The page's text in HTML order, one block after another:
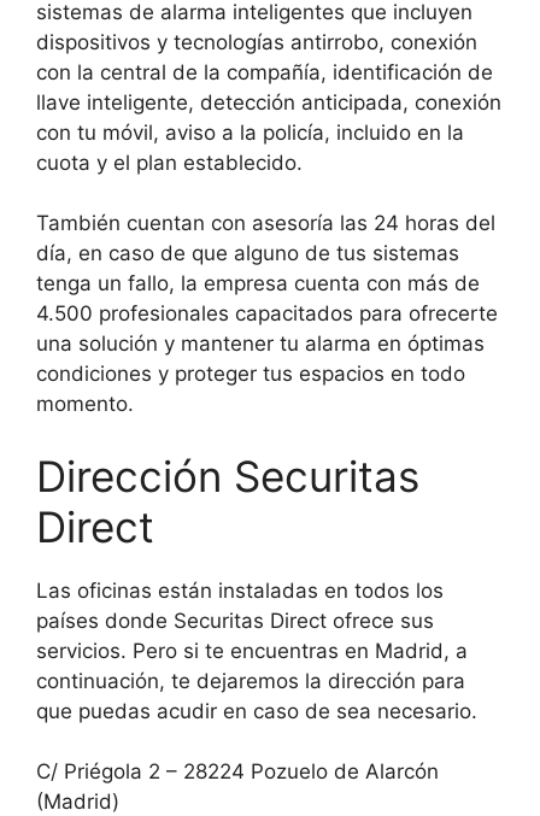
sistemas de alarma inteligentes que incluyen
dispositivos y tecnologías antirrobo, conexión
con la central de la compañía, identificación de
llave inteligente, detección anticipada, conexión
con tu móvil, aviso a la policía, incluido en la
cuota y el plan establecido.
También cuentan con asesoría las 24 horas del
día, en caso de que alguno de tus sistemas
tenga un fallo, la empresa cuenta con más de
4.500 profesionales capacitados para ofrecerte
una solución y mantener tu alarma en óptimas
condiciones y proteger tus espacios en todo
momento.
Dirección Securitas
Direct
Las oficinas están instaladas en todos los
países donde Securitas Direct ofrece sus
servicios. Pero si te encuentras en Madrid, a
continuación, te dejaremos la dirección para
que puedas acudir en caso de sea necesario.
C/ Priégola 2 – 28224 Pozuelo de Alarcón
(Madrid)